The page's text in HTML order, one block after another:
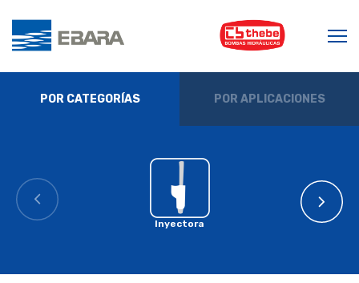
POR CATEGORÍAS POR APLICACIONES
Inyectora